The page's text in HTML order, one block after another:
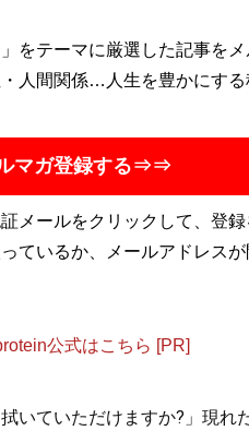
をテーマに厳選した記事を
人間関係…人生を豊かにす
マガ登録する⇒⇒
ールをクリックして、登録
ているか、メールアドレス
公式はこちら [PR]
いていただけますか?」現れ